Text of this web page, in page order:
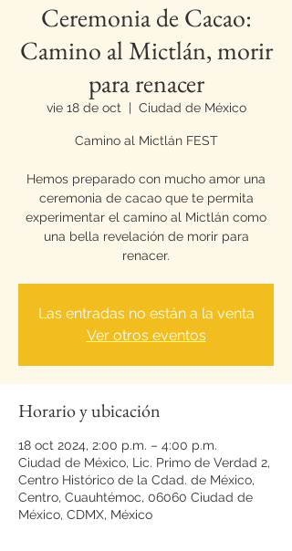
Ceremonia de Cacao:
Camino al Mictlán, morir
para renacer
vie 18 de oct
  |
Ciudad de México
Camino al Mictlán FEST
Hemos preparado con mucho amor una
ceremonia de cacao que te permita
experimentar el camino al Mictlán como
una bella revelación de morir para
renacer.
Las entradas no están a la venta
Ver otros eventos
Horario y ubicación
18 oct 2024, 2:00 p.m. – 4:00 p.m.
Ciudad de México, Lic. Primo de Verdad 2,
Centro Histórico de la Cdad. de México,
Centro, Cuauhtémoc, 06060 Ciudad de
México, CDMX, México